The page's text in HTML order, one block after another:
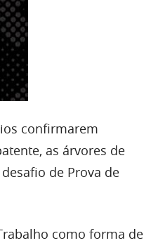
confirmarem
as árvores de
de Prova de
como forma de